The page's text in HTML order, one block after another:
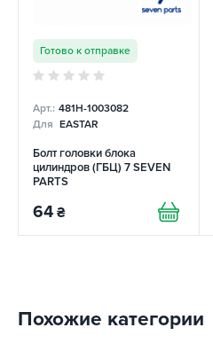
Готово к отправке
Арт.: 481H-1003082
Для EASTAR
Болт головки блока
цилиндров (ГБЦ) 7 SEVEN
PARTS
64 ₴
Похожие категории